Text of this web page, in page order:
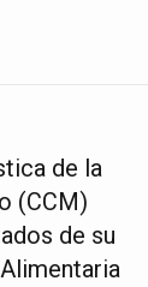
de la
(CCM)
de su